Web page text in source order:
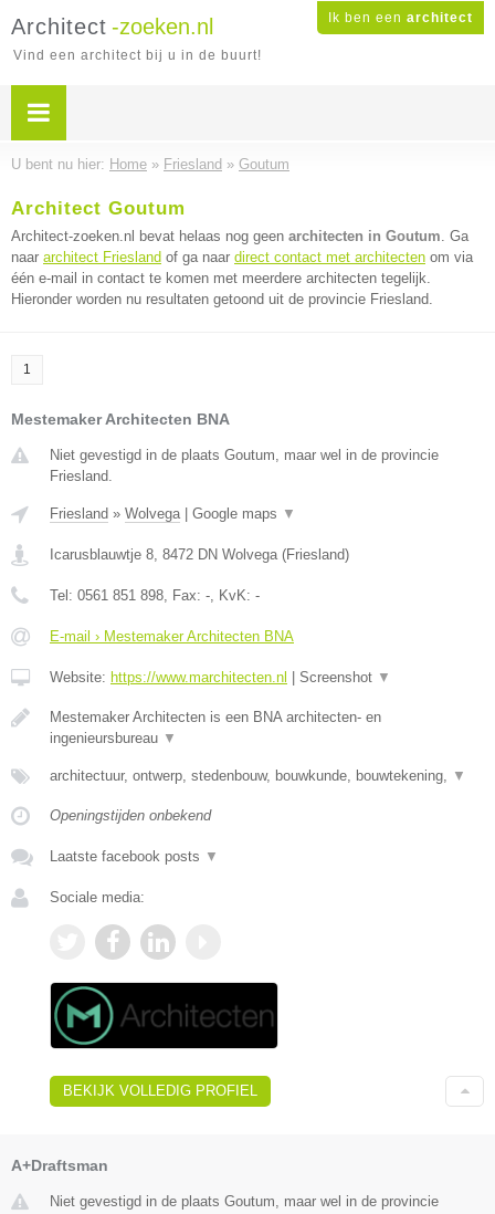
Ik ben een architect
Architect -zoeken.nl
Vind een architect bij u in de buurt!
U bent nu hier: Home » Friesland » Goutum
Architect Goutum
Architect-zoeken.nl bevat helaas nog geen architecten in Goutum. Ga
naar architect Friesland of ga naar direct contact met architecten om via
één e-mail in contact te komen met meerdere architecten tegelijk.
Hieronder worden nu resultaten getoond uit de provincie Friesland.
1
Mestemaker Architecten BNA
Niet gevestigd in de plaats Goutum, maar wel in de provincie
Friesland.
Friesland » Wolvega| Google maps ▼
Icarusblauwtje 8, 8472 DN Wolvega(Friesland)
Tel: 0561 851 898, Fax: -, KvK: -
E-mail › Mestemaker Architecten BNA
Website: https://www.marchitecten.nl Screenshot ▼
Mestemaker Architecten is een BNA architecten- en
ingenieursbureau ▼
architectuur, ontwerp, stedenbouw, bouwkunde, bouwtekening, ▼
Openingstijden onbekend
Laatste facebook posts ▼
Sociale media:
BEKIJK VOLLEDIG PROFIEL
A+Draftsman
Niet gevestigd in de plaats Goutum, maar wel in de provincie